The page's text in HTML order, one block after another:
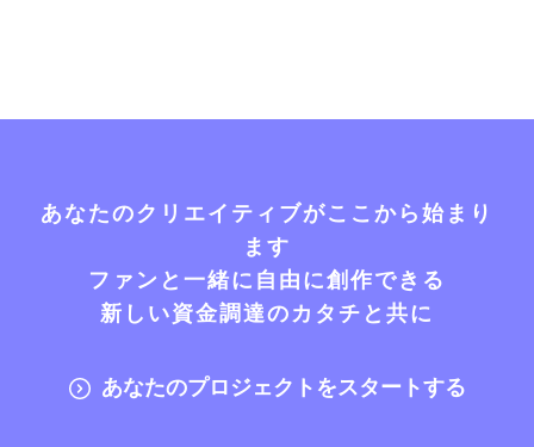
あなたのクリエイティブがここから始まり
ます
ファンと一緒に自由に創作できる
新しい資金調達のカタチと共に
あなたのプロジェクトをスタートする